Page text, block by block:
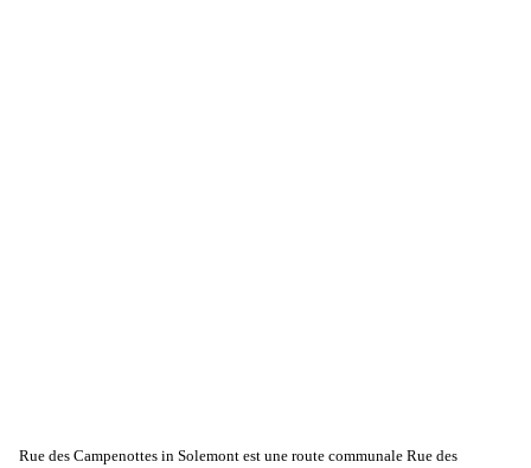
Rue des Campenottes in Solemont est une route communale Rue des